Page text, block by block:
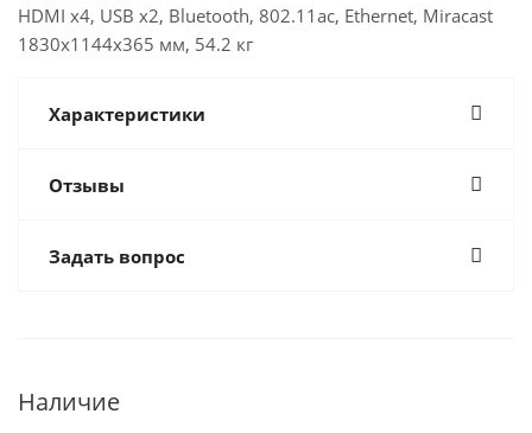
HDMI x4, USB x2, Bluetooth, 802.11ac, Ethernet, Miracast
1830x1144x365 мм, 54.2 кг
Характеристики
Отзывы
Задать вопрос
Наличие